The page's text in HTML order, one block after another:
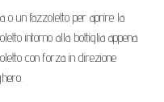
o un fazzoletto per aprire la
intorno alla bottiglia appena
con forza in direzione